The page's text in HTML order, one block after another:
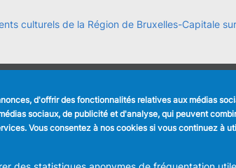
culturels de la Région de Bruxelles-Capitale sur
LIENS UTILES
Formulaires
Offres d'emploi
SUIVEZ
d'offrir des fonctionnalités relatives aux médias
sociaux, de publicité et d'analyse, qui peuvent
Vous consentez à nos cookies si vous continuez à